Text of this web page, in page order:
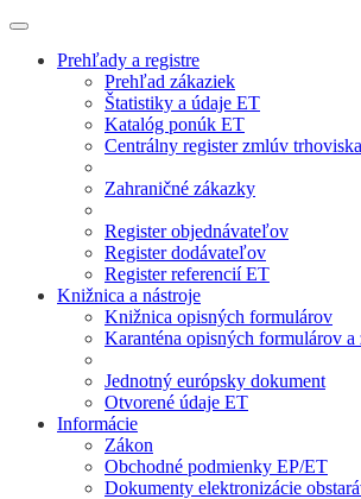
Prehľady a registre
Prehľad zákaziek
Štatistiky a údaje ET
Katalóg ponúk ET
Centrálny register zmlúv trhoviska
Zahraničné zákazky
Register objednávateľov
Register dodávateľov
Register referencií ET
Knižnica a nástroje
Knižnica opisných formulárov
Karanténa opisných formulárov a
Jednotný európsky dokument
Otvorené údaje ET
Informácie
Zákon
Obchodné podmienky EP/ET
Dokumenty elektronizácie